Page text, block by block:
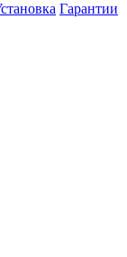
Гарантии